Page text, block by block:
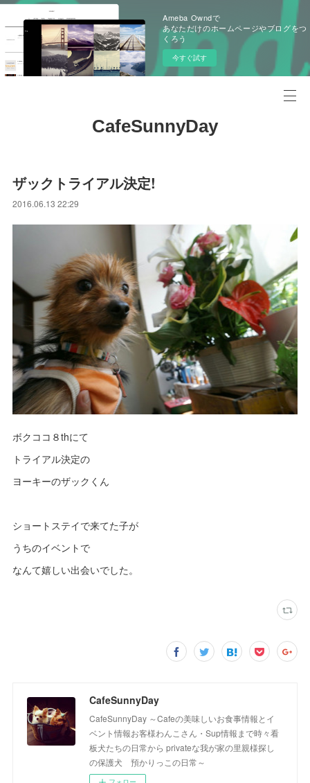
Ameba Owndで
あなただけのホームページやブログをつ
くろう
今すぐ試す
CafeSunnyDay
ザックトライアル決定!
2016.06.13 22:29
ボクココ８thにて
トライアル決定の
ヨーキーのザックくん
ショートステイで来てた子が
うちのイベントで
なんて嬉しい出会いでした。
CafeSunnyDay
CafeSunnyDay ～Cafeの美味しいお食事情報とイ
ベント情報お客様わんこさん・Sup情報まで時々看
板犬たちの日常から privateな我が家の里親様探し
の保護犬 預かりっこの日常～